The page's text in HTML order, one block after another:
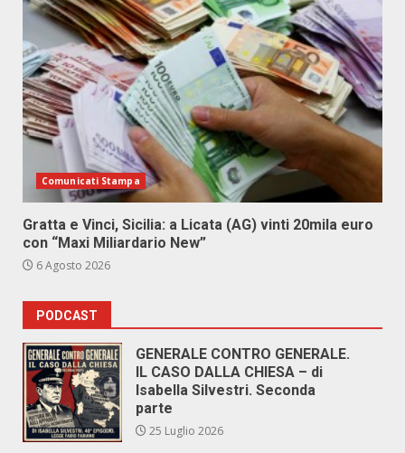
Comunicati Stampa
Gratta e Vinci, Sicilia: a Licata (AG) vinti 20mila euro
con “Maxi Miliardario New”
6 Agosto 2026
PODCAST
GENERALE CONTRO GENERALE.
IL CASO DALLA CHIESA – di
Isabella Silvestri. Seconda
parte
25 Luglio 2026